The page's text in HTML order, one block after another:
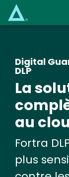
Digital
DLP
La
au
Fortra
plus